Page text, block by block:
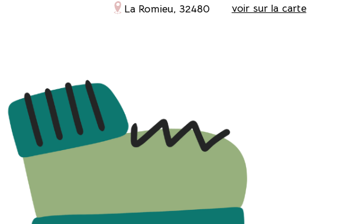
La Romieu, 32480 voir sur la carte